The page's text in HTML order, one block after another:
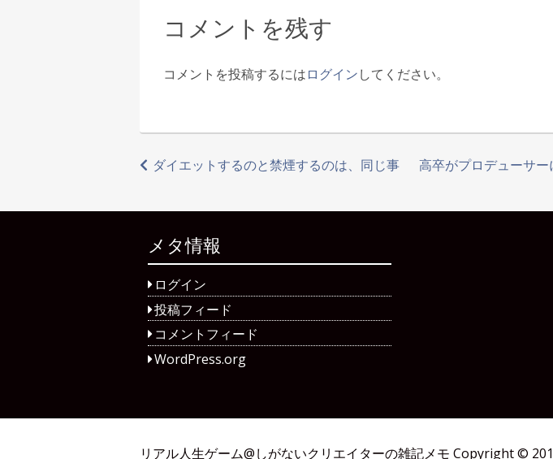
リ
コメントを残す
コメントを投稿するにはログインしてください。
投
稿
ナ
ビ
ゲ
ー
シ
ン
高卒がプロデューサ
ダイエットするのと禁煙するのは、同じ事
メタ情報
ログイン
投稿フィード
コメントフィード
WordPress.org
リアル人生ゲーム@しがないクリエイターの雑記メモ Copyright ©